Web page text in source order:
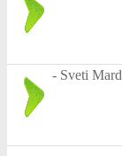
- Sveti